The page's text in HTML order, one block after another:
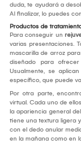
duda, te ayudará a
Al finalizar, lo puedes
Productos de
Para conseguir un
varias presentaciones.
mascarilla de arroz
diseñado para
Usualmente, se
específico, que puede
Por otra parte,
virtual. Cada uno de
la apariencia general
tiene una textura ligera
con el dedo anular
en la mañana como en